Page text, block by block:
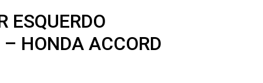
ESQUERDO
HONDA ACCORD